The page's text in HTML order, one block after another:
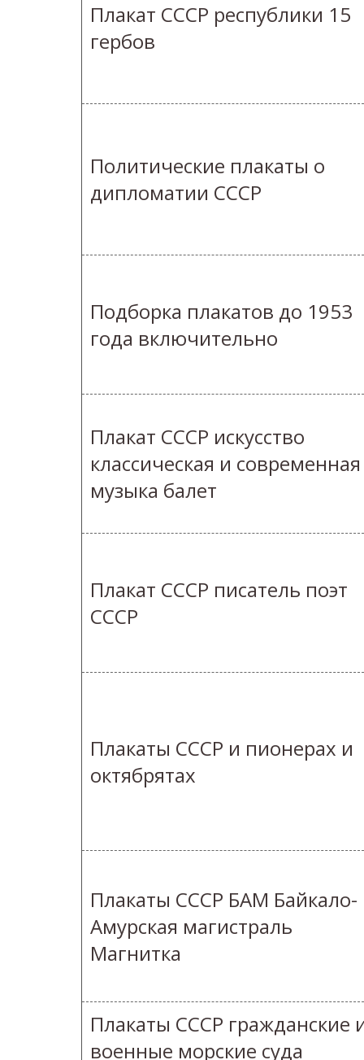
Плакат СССР республики 15
гербов
Политические плакаты о
дипломатии СССР
Подборка плакатов до 1953
года включительно
Плакат СССР искусство
классическая и современная
музыка балет
Плакат СССР писатель поэт
СССР
Плакаты СССР и пионерах и
октябрятах
Плакаты СССР БАМ Байкало-
Амурская магистраль
Магнитка
Плакаты СССР гражданские
военные морские суда